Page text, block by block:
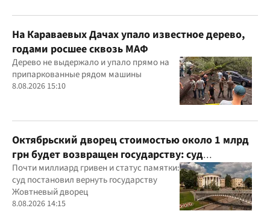
На Караваевых Дачах упало известное дерево,
годами росшее сквозь МАФ
Дерево не выдержало и упало прямо на
припаркованные рядом машины
8.08.2026 15:10
Октябрьский дворец стоимостью около 1 млрд
грн будет возвращен государству: суд
удовлетворил иск прокуратуры
Почти миллиард гривен и статус памятки:
суд постановил вернуть государству
Жовтневый дворец
8.08.2026 14:15